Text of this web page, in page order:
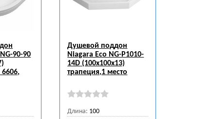
90-90
6606,
Душевой поддон
Niagara Eco NG-P1010-
14D (100х100х13)
трапеция,1 место
Длина: 100